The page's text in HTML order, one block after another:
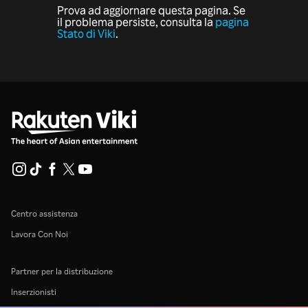
Prova ad aggiornare questa pagina. Se
il problema persiste, consulta la pagina
Stato di Viki.
Centro assistenza
Lavora Con Noi
Partner per la distribuzione
Inserzionisti